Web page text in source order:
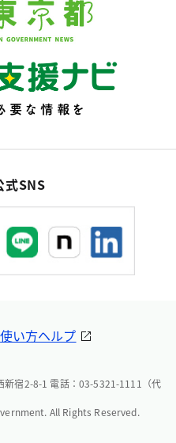
式SNS
使い方ヘルプ
新宿2-8-1 電話：03-5321-1111（代
All Rights Reserved.